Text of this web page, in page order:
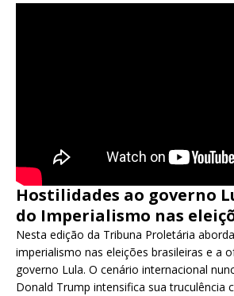
Hostilidades ao governo
do Imperialismo nas
Nesta edição da Tribuna Proletária
imperialismo nas eleições brasileiras e a
governo Lula. O cenário internacional
Donald Trump intensifica sua truculência